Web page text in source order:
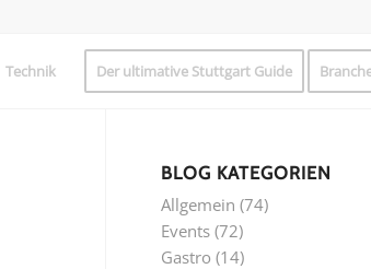
Technik Der ultimative Stuttgart Guide
BLOG KATEGORIEN
Allgemein (74)
Events (72)
Gastro (14)